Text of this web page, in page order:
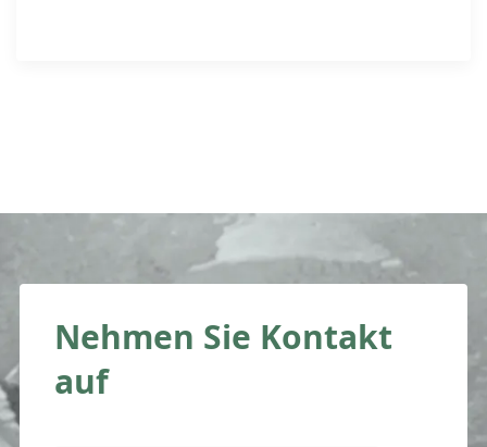
Nehmen Sie Kontakt
auf